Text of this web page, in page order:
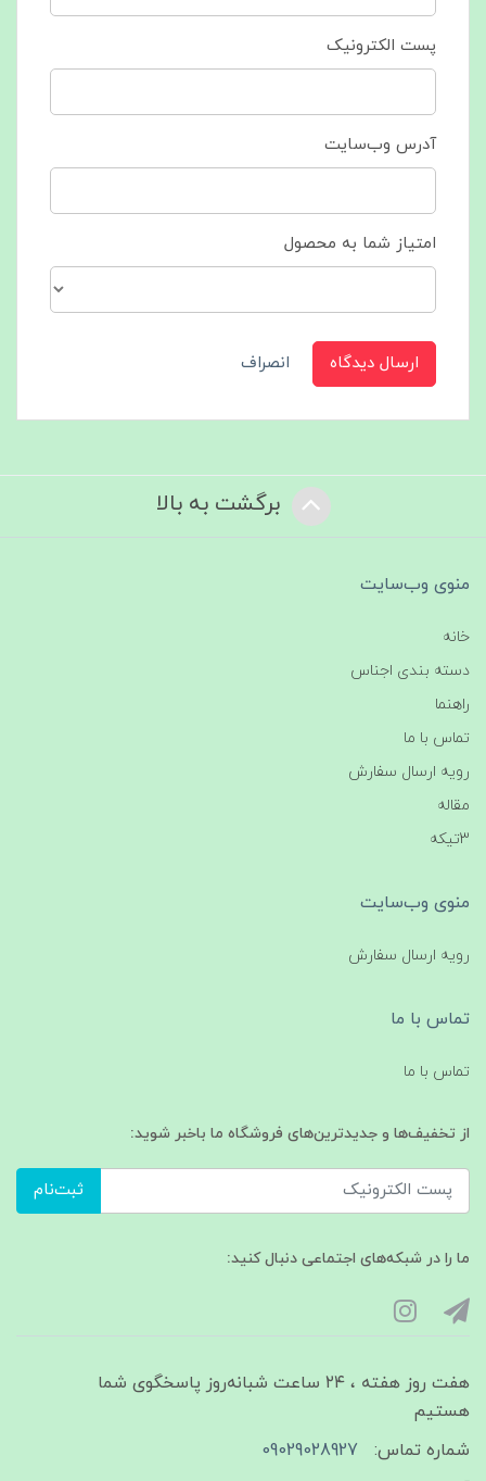
پست الکترونیک
آدرس وب‌سایت
امتیاز شما به محصول
ارسال دیدگاه انصراف
برگشت به بالا
منوی وب‌سایت
خانه
دسته بندی اجناس
راهنما
تماس با ما
رویه ارسال سفارش
مقاله
3تیکه
منوی وب‌سایت
رویه ارسال سفارش
تماس با ما
تماس با ما
از تخفیف‌ها و جدیدترین‌های فروشگاه ما باخبر شوید:
ثبت‌نام
ما را در شبکه‌های اجتماعی دنبال کنید:
هفت روز هفته ، ۲۴ ساعت شبانه‌روز پاسخگوی شما
هستیم
شماره تماس:
09029028927